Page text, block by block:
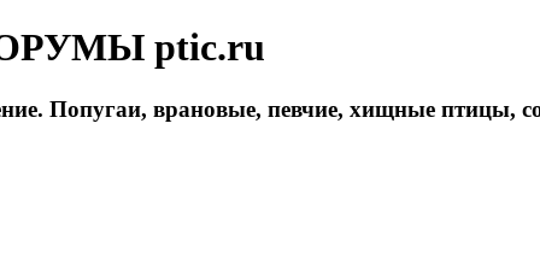
ptic.ru
Попугаи, врановые, певчие, хищные птицы,